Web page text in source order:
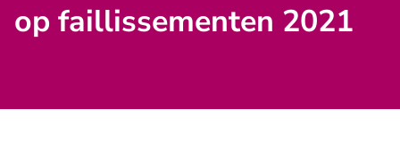
op faillissementen 2021